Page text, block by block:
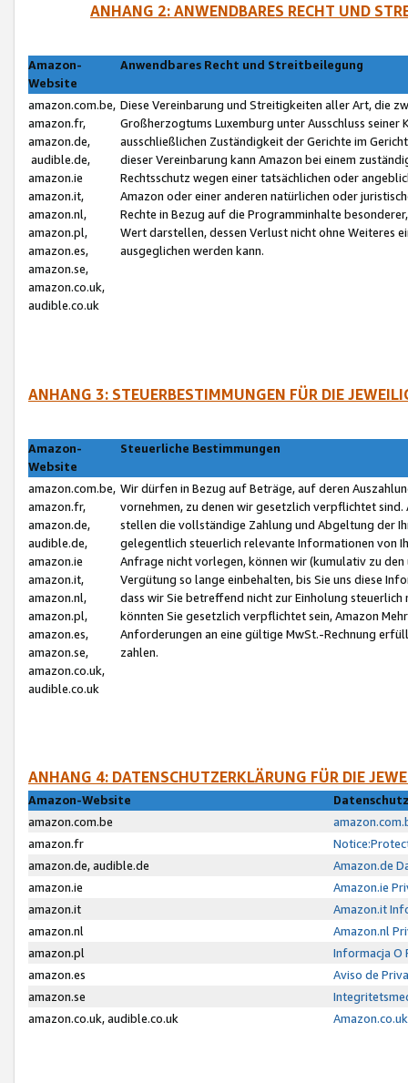
ANHANG 2: ANWENDBARES RECHT UND
Amazon-
Website
Anwendbares Recht und Streitbeilegung
amazon.com.be,
amazon.fr,
amazon.de,
audible.de,
amazon.ie
amazon.it,
amazon.nl,
amazon.pl,
amazon.es,
amazon.se,
amazon.co.uk,
audible.co.uk
Diese Vereinbarung und Streitigkeiten aller Art, die
Großherzogtums Luxemburg unter Ausschluss
ausschließlichen Zuständigkeit der Gerichte im
dieser Vereinbarung kann Amazon bei einem
Rechtsschutz wegen einer tatsächlichen oder
Amazon oder einer anderen natürlichen oder
Rechte in Bezug auf die Programminhalte
Wert darstellen, dessen Verlust nicht ohne Weiteres
ausgeglichen werden kann.
ANHANG 3: STEUERBESTIMMUNGEN FÜR DIE
Amazon-
Website
Steuerliche Bestimmungen
amazon.com.be,
amazon.fr,
amazon.de,
audible.de,
amazon.ie
amazon.it,
amazon.nl,
amazon.pl,
amazon.es,
amazon.se,
amazon.co.uk,
audible.co.uk
Wir dürfen in Bezug auf Beträge, auf deren
vornehmen, zu denen wir gesetzlich verpflichtet
stellen die vollständige Zahlung und Abgeltung der
gelegentlich steuerlich relevante Informationen von
Anfrage nicht vorlegen, können wir (kumulativ zu
Vergütung so lange einbehalten, bis Sie uns diese
dass wir Sie betreffend nicht zur Einholung
könnten Sie gesetzlich verpflichtet sein, Amazon
Anforderungen an eine gültige MwSt.-Rechnung
zahlen.
ANHANG 4: DATENSCHUTZERKLÄRUNG FÜR DIE
Amazon-Website
amazon.com.be
amazon.fr
amazon.de, audible.de
Amazon.de
amazon.ie
Amazon.ie
amazon.it
Amazon.it
amazon.nl
Amazon.nl
amazon.pl
Informacja O
amazon.es
Aviso de
amazon.se
amazon.co.uk, audible.co.uk